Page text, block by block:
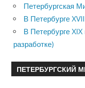
Петербургская
В Петербурге
В Петербурге
разработке)
ПЕТЕРБУРГСКИЙ